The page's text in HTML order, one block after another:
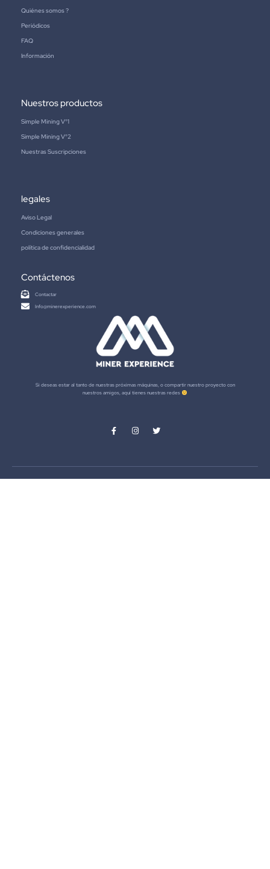
Quiénes somos ?
Periódicos
FAQ
Información
Nuestros productos
Simple Mining V°1
Simple Mining V°2
Nuestras Suscripciones
legales
Aviso Legal
Condiciones generales
política de confidencialidad
Contáctenos
Contactar
Info@minerexperience.com
Si deseas estar al tanto de nuestras próximas máquinas, o compartir nuestro proyecto con
nuestros amigos, aquí tienes nuestras redes